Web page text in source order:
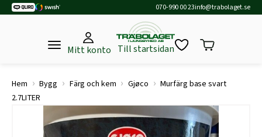
070-990 00 23info@trabolaget.se
Mitt konto Till startsidan
Hem › Bygg › Färg och kem › Gjøco › Murfärg base svart
2.7LITER